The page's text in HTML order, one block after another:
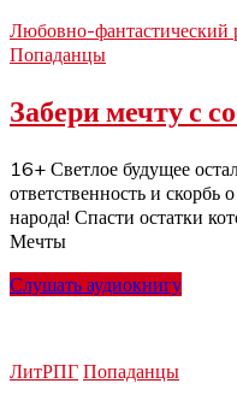
Любовно-фантастический
Попаданцы
Забери мечту с
16+ Светлое будущее
ответственность и скорбь
народа! Спасти остатки
Мечты
Слушать аудиокнигу
ЛитРПГ Попаданцы